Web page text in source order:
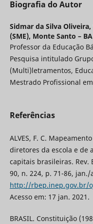
Biografia do Autor
Sidmar da Silva Oliveira,
(SME), Monte Santo – BA
Professor da Educação
Pesquisa intitulado
(Multi)letramentos,
Mestrado Profissional
Referências
ALVES, F. C.
diretores da escola e de
capitais brasileiras. Rev.
90, n. 224, p. 71-86,
http://rbep.inep.gov.br/
Acesso em: 17 jan. 2021.
BRASIL. Constituição